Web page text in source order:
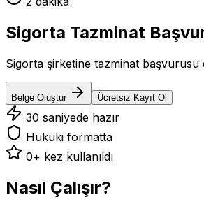
Sigorta Tazminat
Sigorta şirketine tazminat başvurusu
Belge Oluştur Ücretsiz Kayıt Ol
30 saniyede hazır
Hukuki formatta
0+ kez kullanıldı
Nasıl Çalışır?